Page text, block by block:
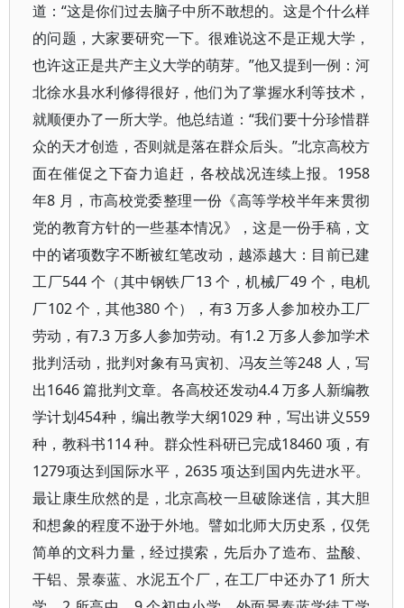
道：“这是你们过去脑子中所不敢想的。这是个什么样
的问题，大家要研究一下。很难说这不是正规大学，
也许这正是共产主义大学的萌芽。”他又提到一例：河
北徐水县水利修得很好，他们为了掌握水利等技术，
就顺便办了一所大学。他总结道：“我们要十分珍惜群
众的天才创造，否则就是落在群众后头。”北京高校方
面在催促之下奋力追赶，各校战况连续上报。1958
年8 月，市高校党委整理一份《高等学校半年来贯彻
党的教育方针的一些基本情况》，这是一份手稿，文
中的诸项数字不断被红笔改动，越添越大：目前已建
工厂544 个（其中钢铁厂13 个，机械厂49 个，电机
厂102 个，其他380 个），有3 万多人参加校办工厂
劳动，有7.3 万多人参加劳动。有1.2 万多人参加学术
批判活动，批判对象有马寅初、冯友兰等248 人，写
出1646 篇批判文章。各高校还发动4.4 万多人新编教
学计划454种，编出教学大纲1029 种，写出讲义559
种，教科书114 种。群众性科研已完成18460 项，有
1279项达到国际水平，2635 项达到国内先进水平。
最让康生欣然的是，北京高校一旦破除迷信，其大胆
和想象的程度不逊于外地。譬如北师大历史系，仅凭
简单的文科力量，经过摸索，先后办了造布、盐酸、
干铝、景泰蓝、水泥五个厂，在工厂中还办了1 所大